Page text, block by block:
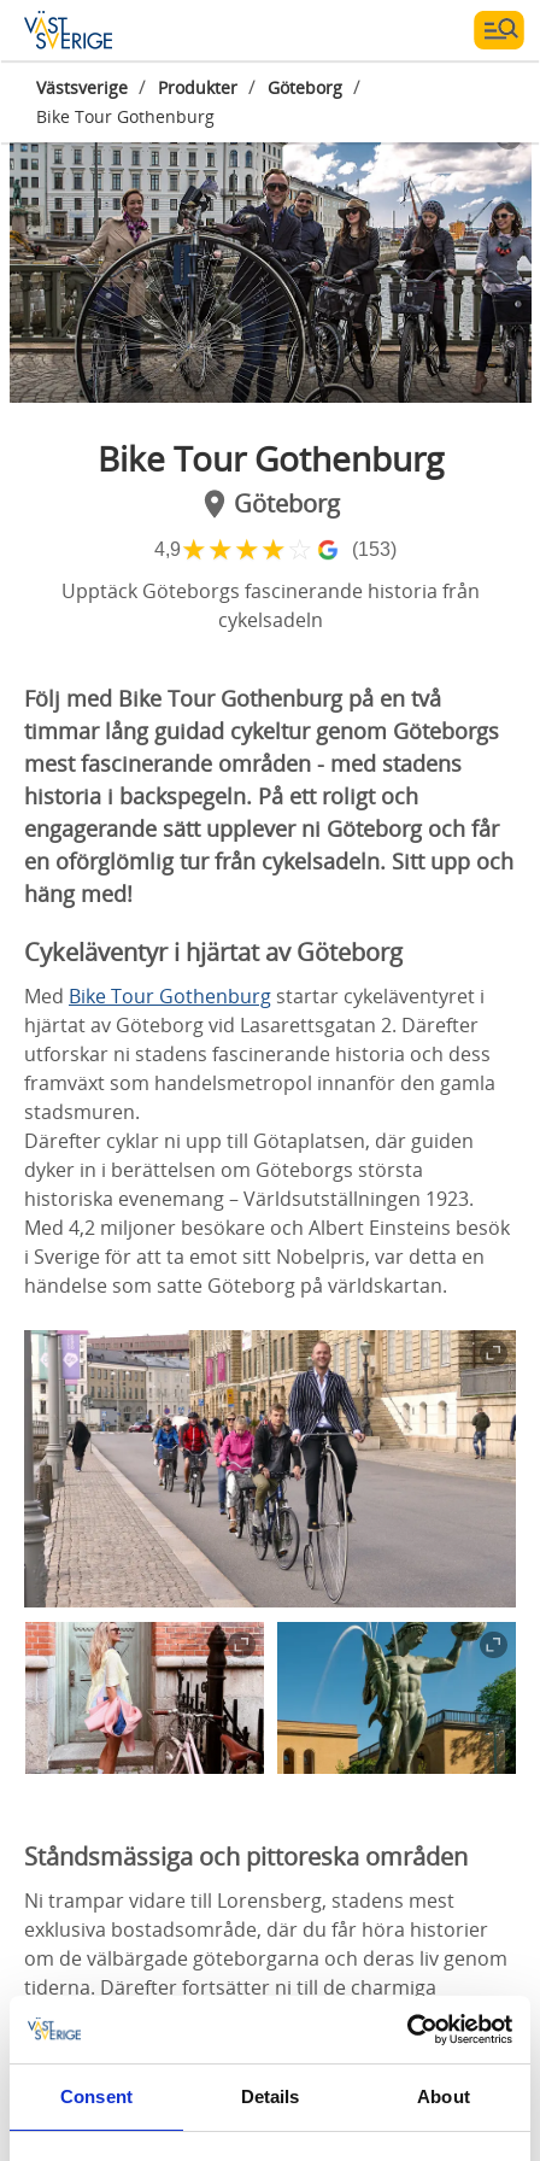
Consent Details About
Västsverige / Produkter / Göteborg /
Bike Tour Gothenburg
Kamyar Minoukadeh
Bike Tour Gothenburg
Göteborg
4,9★★★★ ☆ (153)
Upptäck Göteborgs fascinerande historia från
cykelsadeln
Följ med Bike Tour Gothenburg på en två
timmar lång guidad cykeltur genom Göteborgs
mest fascinerande områden - med stadens
historia i backspegeln. På ett roligt och
engagerande sätt upplever ni Göteborg och får
en oförglömlig tur från cykelsadeln. Sitt upp och
häng med!
Cykeläventyr i hjärtat av Göteborg
Med Bike Tour Gothenburg startar cykeläventyret i
hjärtat av Göteborg vid Lasarettsgatan 2. Därefter
utforskar ni stadens fascinerande historia och dess
framväxt som handelsmetropol innanför den gamla
stadsmuren.
Därefter cyklar ni upp till Götaplatsen, där guiden
dyker in i berättelsen om Göteborgs största
historiska evenemang – Världsutställningen 1923.
Med 4,2 miljoner besökare och Albert Einsteins besök
i Sverige för att ta emot sitt Nobelpris, var detta en
händelse som satte Göteborg på världskartan.
Ståndsmässiga och pittoreska områden
Ni trampar vidare till Lorensberg, stadens mest
exklusiva bostadsområde, där du får höra historier
om de välbärgade göteborgarna och deras liv genom
tiderna. Därefter fortsätter ni till de charmiga
kvarteren i Vasastan och Haga, kända för sin
pittoreska arkitektur, mysiga atmosfär och rika
Sedan går turen genom Linné, ett stadsdel berömd